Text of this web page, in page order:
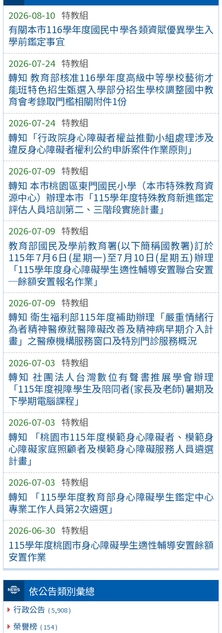
2026-08-10 特教組
有關本市116學年度國民中學各類資賦優異學生入
學前鑑定事宜
2026-07-24 特教組
轉知 教育部核准116學年度高級中等學校藝術才
能班特色招生甄選入學部分招生學校調整國中教
育會考錄取門檻相關附件1份
2026-07-24 特教組
轉知「行政院身心障礙者權益推動小組處理涉及
違反身心障礙者權利公約申訴案件作業原則」
2026-07-09 特教組
轉知 本市桃園區東門國民小學（本市特殊教育資
源中心）辦理本市「115學年度特殊教育新進鑑定
評估人員培訓第二、三階段實施計畫」
2026-07-09 特教組
教育部國民及學前教育署(以下簡稱國教署)訂於
115年7月6日(星期一)至7月10日(星期五)辦理
「115學年度身心障礙學生適性輔導安置聯合安置
─餘額安置報名作業」
2026-07-09 特教組
轉知 衛生福利部115年度補助辦理「嚴重情緒行
為者精神醫療就醫障礙改善及精神病早期介入計
畫」之醫療機構服務窗口及特別門診服務概況
2026-07-03 特教組
轉知 社團法人台灣數位有聲書推展學會辦理
「115年度視障學生及陪同者(家長及老師)暑期及
下學期電腦課程」
2026-07-03 特教組
轉知 「桃園市115年度模範身心障礙者、模範身
心障礙家庭照顧者及模範身心障礙服務人員遴選
計畫」
2026-07-03 特教組
轉知 「115學年度教育部身心障礙學生鑑定中心
專業工作人員第2次遴選」
2026-06-30 特教組
115學年度桃園市身心障礙學生適性輔導安置餘額
安置作業
依公告類別彙總
行政公告 ( 5,908 )
榮譽榜 ( 154 )